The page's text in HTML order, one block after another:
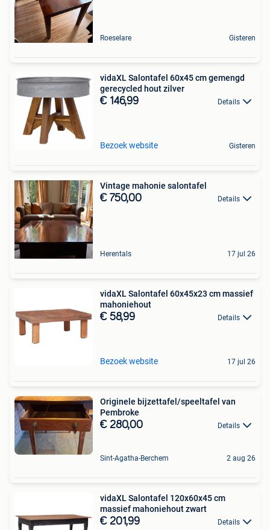
Roeselare Gisteren
vidaXL Salontafel 60x45 cm gemengd
gerecycled hout zilver
€ 146,99 Details
Bezoek website Gisteren
Vintage mahonie salontafel
€ 750,00 Details
Herentals 17 jul 26
vidaXL Salontafel 60x45x23 cm massief
mahoniehout
€ 58,99 Details
Bezoek website 17 jul 26
Originele bijzettafel/speeltafel van
Pembroke
€ 280,00 Details
Sint-Agatha-Berchem 2 aug 26
vidaXL Salontafel 120x60x45 cm
massief mahoniehout zwart
€ 201,99 Details